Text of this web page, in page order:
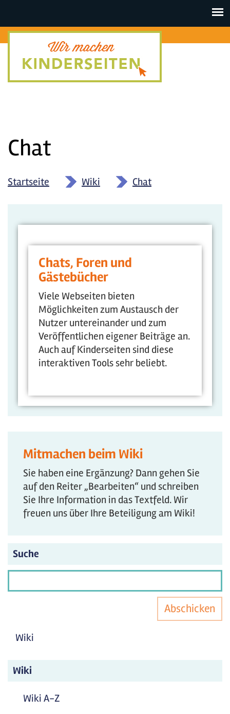
Toggle
Chat
Startseite » Wiki » Chat
Chats, Foren und
Gästebücher
Viele Webseiten bieten
Möglichkeiten zum Austausch der
Nutzer untereinander und zum
Veröffentlichen eigener Beiträge an.
Auch auf Kinderseiten sind diese
interaktiven Tools sehr beliebt.
Mitmachen beim Wiki
Sie haben eine Ergänzung? Dann gehen Sie
auf den Reiter „Bearbeiten“ und schreiben
Sie Ihre Information in das Textfeld. Wir
freuen uns über Ihre Beteiligung am Wiki!
Suche
Abschicken
Wiki
Wiki
Wiki A-Z